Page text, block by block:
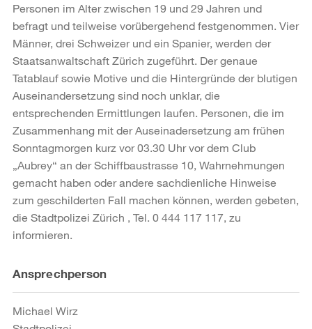
Personen im Alter zwischen 19 und 29 Jahren und
befragt und teilweise vorübergehend festgenommen. Vier
Männer, drei Schweizer und ein Spanier, werden der
Staatsanwaltschaft Zürich zugeführt. Der genaue
Tatablauf sowie Motive und die Hintergründe der blutigen
Auseinandersetzung sind noch unklar, die
entsprechenden Ermittlungen laufen. Personen, die im
Zusammenhang mit der Auseinadersetzung am frühen
Sonntagmorgen kurz vor 03.30 Uhr vor dem Club
„Aubrey“ an der Schiffbaustrasse 10, Wahrnehmungen
gemacht haben oder andere sachdienliche Hinweise
zum geschilderten Fall machen können, werden gebeten,
die Stadtpolizei Zürich , Tel. 0 444 117 117, zu
informieren.
Weitere
Informationen
Ansprechperson
Michael Wirz